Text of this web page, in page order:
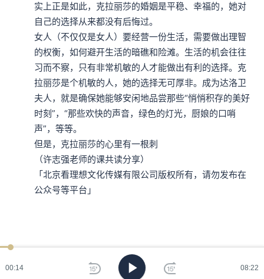
00:15 08:22
实上正是如此，克拉丽莎的婚姻是平稳、幸福的，她对
自己的选择从来都没有后悔过。
女人（不仅仅是女人）要经营一份生活，需要做出理智
的权衡，如何避开生活的暗礁和险滩。生活的机会往往
习而不察，只有非常机敏的人才能做出有利的选择。克
拉丽莎是个机敏的人，她的选择无可厚非。成为达洛卫
夫人，就是确保她能够安闲地品尝那些“悄悄积存的美好
时刻”，“那些欢快的声音，绿色的灯光，厨娘的口哨
声”，等等。
但是，克拉丽莎的心里有一根刺
（许志强老师的课共读分享）
「北京看理想文化传媒有限公司版权所有，请勿发布在
公众号等平台」